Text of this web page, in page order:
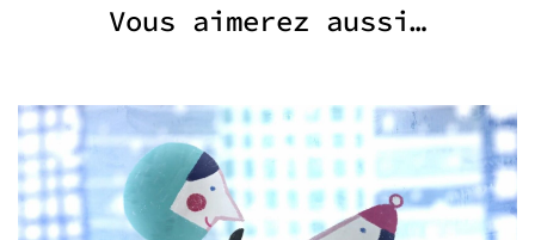
Vous aimerez aussi…